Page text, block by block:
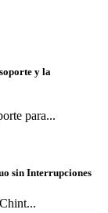
y la
para...
sin Interrupciones